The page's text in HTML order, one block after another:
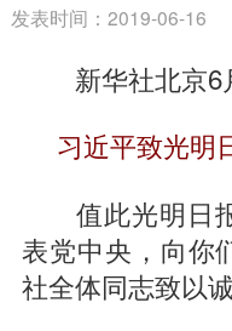
发表时间： 2019-06-
新华社北京6
习近平致光明
值此光明日报
表党中央，向你
社全体同志致以